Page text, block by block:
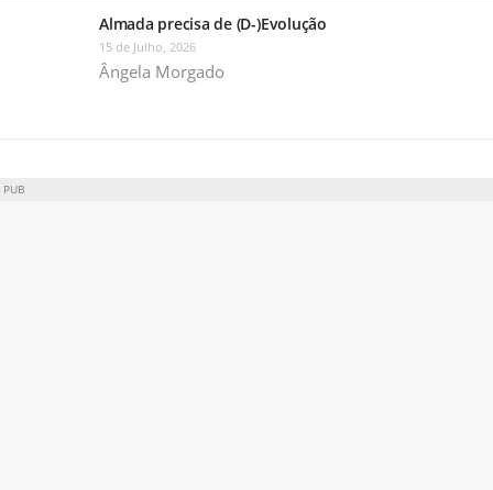
Almada precisa de (D-)Evolução
15 de Julho, 2026
Ângela Morgado
PUB